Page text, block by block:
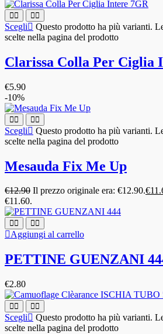
Scegli
Questo prodotto ha più varianti.
scelte nella pagina del prodotto
Clarissa Colla Per Ciglia
€5.90
-10%
Scegli
Questo prodotto ha più varianti.
scelte nella pagina del prodotto
Mesauda Fix Me Up
€12.90 Il prezzo originale era: €12.90.€
€11.60.
Aggiungi al carrello
PETTINE GUENZANI
€2.80
Scegli
Questo prodotto ha più varianti.
scelte nella pagina del prodotto